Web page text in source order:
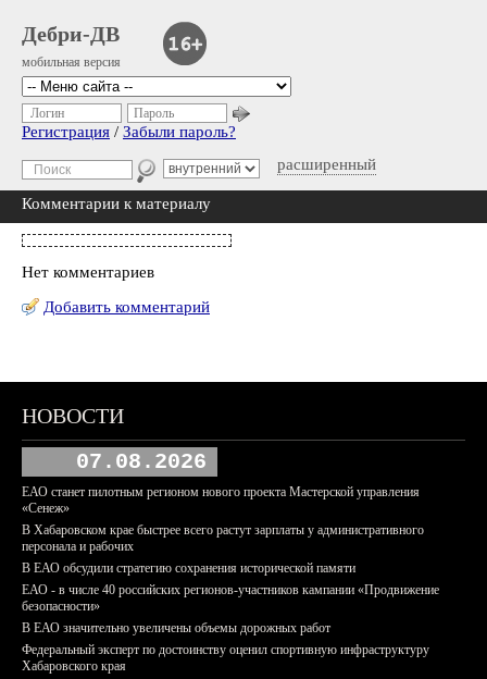
Дебри-ДВ
мобильная версия
расширенный
Логин Пароль
Регистрация / Забыли пароль?
Комментарии к материалу
Нет комментариев
Добавить комментарий
НОВОСТИ
07.08.2026
ЕАО станет пилотным регионом нового проекта Мастерской управления
«Сенеж»
В Хабаровском крае быстрее всего растут зарплаты у административного
персонала и рабочих
В ЕАО обсудили стратегию сохранения исторической памяти
ЕАО - в числе 40 российских регионов-участников кампании «Продвижение
безопасности»
В ЕАО значительно увеличены объемы дорожных работ
Федеральный эксперт по достоинству оценил спортивную инфраструктуру
Хабаровского края